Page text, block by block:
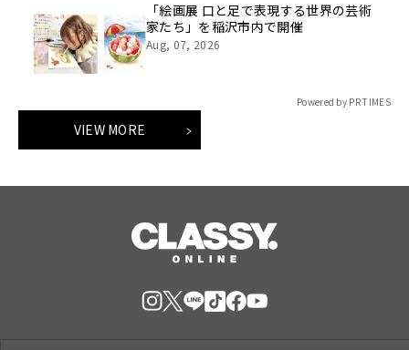
「絵画展 口と足で表現する世界の芸術
家たち」を稲沢市内で開催
Aug, 07, 2026
Powered by PR TIMES
VIEW MORE